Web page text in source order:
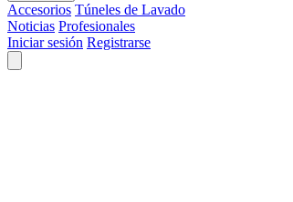
Accesorios Túneles de Lavado
Noticias Profesionales
Iniciar sesión Registrarse